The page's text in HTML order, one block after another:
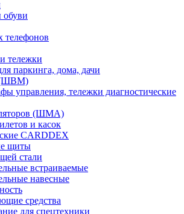
тележки
паркинга, дома, дачи
(ШВМ)
управления, тележки диагностические
(ШМА)
и касок
CARDDEX
щиты
стали
встраиваемые
навесные
средства
для спецтехники